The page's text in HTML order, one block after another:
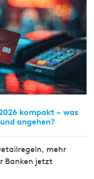
kompakt – was
angehen?
mehr
Banken jetzt